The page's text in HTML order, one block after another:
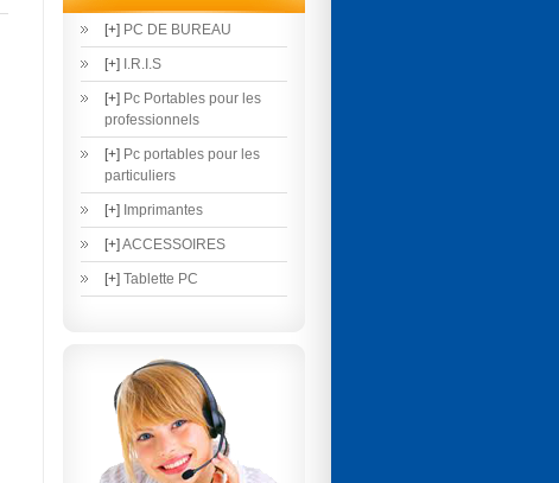
[+] PC DE BUREAU
[+] I.R.I.S
[+] Pc Portables pour les
professionnels
[+] Pc portables pour les
particuliers
[+] Imprimantes
[+] ACCESSOIRES
[+] Tablette PC